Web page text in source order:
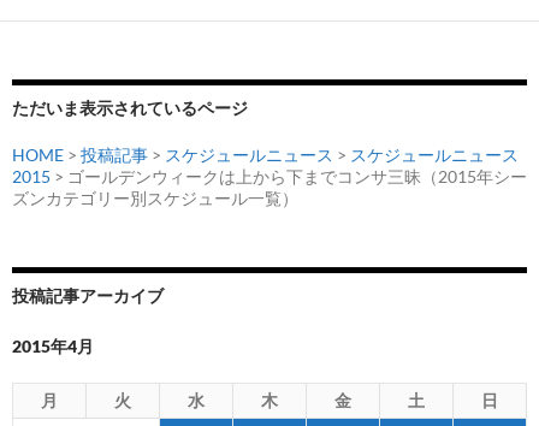
ただいま表示されているページ
HOME > 投稿記事 > スケジュールニュース > スケジュールニュース
2015 > ゴールデンウィークは上から下までコンサ三昧（2015年シー
ズンカテゴリー別スケジュール一覧）
投稿記事アーカイブ
2015年4月
月 火 水 木 金 土
日